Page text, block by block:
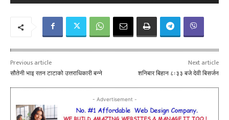
Previous article
सौतेनी भाइ रतन टाटाको उत्तराधिकारी बन्ने
Next article
शनिबार बिहान ८ः३३ बजे देवी बिसर्जन
- Advertisement -